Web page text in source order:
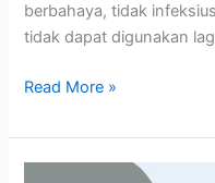
berbahaya, tidak
tidak dapat digunakan
Read More »